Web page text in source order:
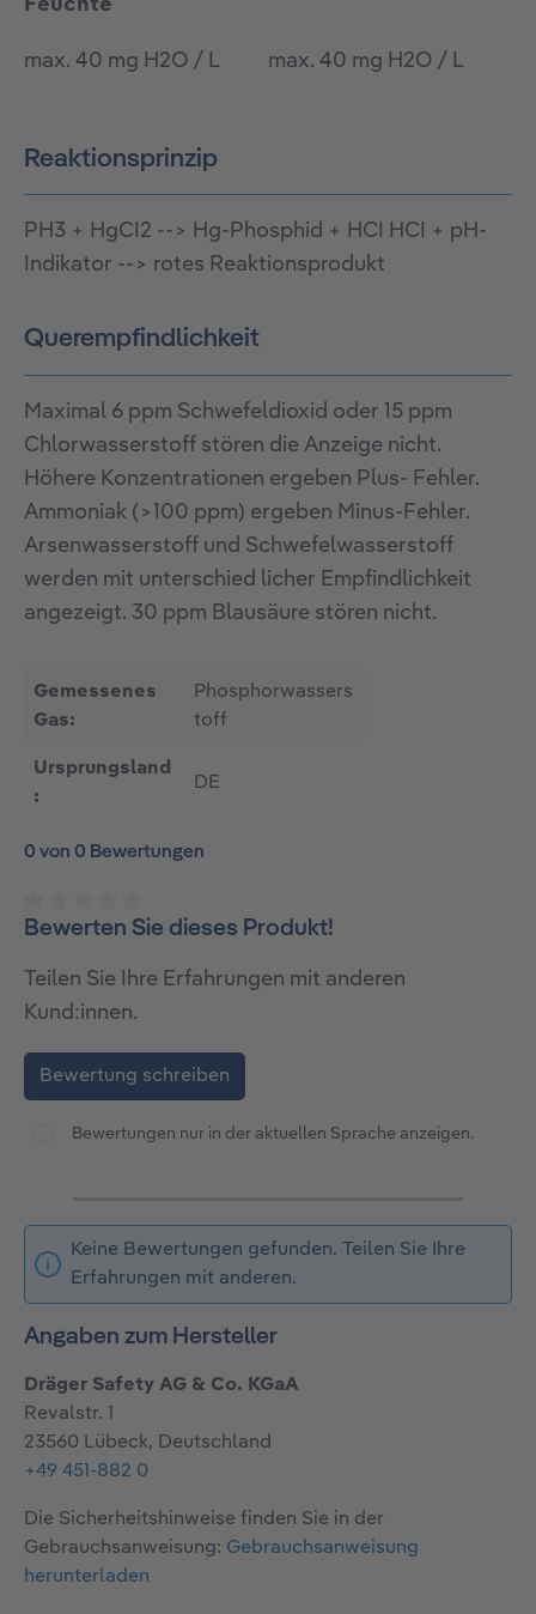
Feuchte
max. 40 mg H2O / L max. 40 mg H2O / L
Reaktionsprinzip
PH3 + HgCI2 --> Hg-Phosphid + HCI HCI + pH-
Indikator --> rotes Reaktionsprodukt
Querempfindlichkeit
Maximal 6 ppm Schwefeldioxid oder 15 ppm
Chlorwasserstoff stören die Anzeige nicht.
Höhere Konzentrationen ergeben Plus- Fehler.
Ammoniak (>100 ppm) ergeben Minus-Fehler.
Arsenwasserstoff und Schwefelwasserstoff
werden mit unterschied­ licher Empfindlichkeit
angezeigt. 30 ppm Blausäure stören nicht.
Gemessenes
Gas:
Phosphorwassers
toff
Ursprungsland
:
DE
0 von 0 Bewertungen
Durchschnittliche Bewertung von 0 von 5 Sternen
Bewerten Sie dieses Produkt!
Teilen Sie Ihre Erfahrungen mit anderen
Kund:innen.
Bewertung schreiben
Bewertungen nur in der aktuellen Sprache anzeigen.
Keine Bewertungen gefunden. Teilen Sie Ihre
Erfahrungen mit anderen.
Angaben zum Hersteller
Dräger Safety AG & Co. KGaA
Revalstr. 1
23560 Lübeck, Deutschland
+49 451-882 0
Die Sicherheitshinweise finden Sie in der
Gebrauchsanweisung: Gebrauchsanweisung
herunterladen